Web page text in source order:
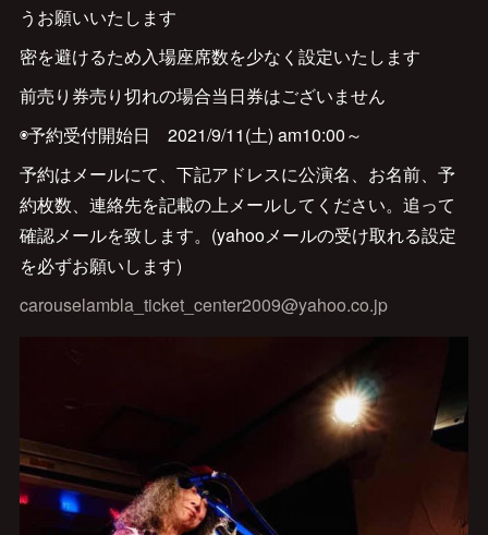
うお願いいたします
密を避けるため入場座席数を少なく設定いたします
前売り券売り切れの場合当日券はございません
◉予約受付開始日 2021/9/11(土) am10:00～
予約はメールにて、下記アドレスに公演名、お名前、予
約枚数、連絡先を記載の上メールしてください。追って
確認メールを致します。(yahooメールの受け取れる設定
を必ずお願いします)
carouselambla_ticket_center2009@yahoo.co.jp